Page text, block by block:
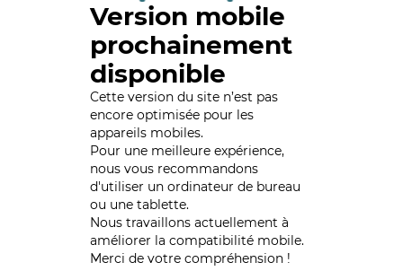
Version mobile
prochainement
disponible
Cette version du site n’est pas
encore optimisée pour les
appareils mobiles.
Pour une meilleure expérience,
nous vous recommandons
d'utiliser un ordinateur de bureau
ou une tablette.
Nous travaillons actuellement à
améliorer la compatibilité mobile.
Merci de votre compréhension !